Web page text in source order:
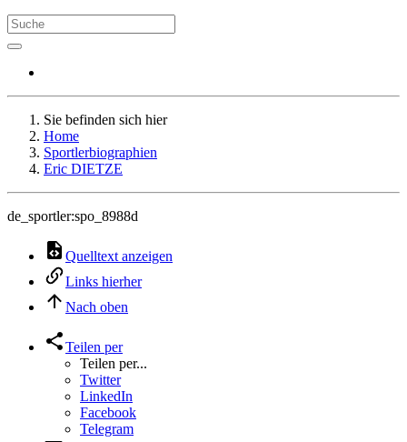
Sie befinden sich hier
Home
Sportlerbiographien
Eric DIETZE
de_sportler:spo_8988d
Quelltext anzeigen
Links hierher
Nach oben
Teilen per
Teilen per...
Twitter
LinkedIn
Facebook
Telegram